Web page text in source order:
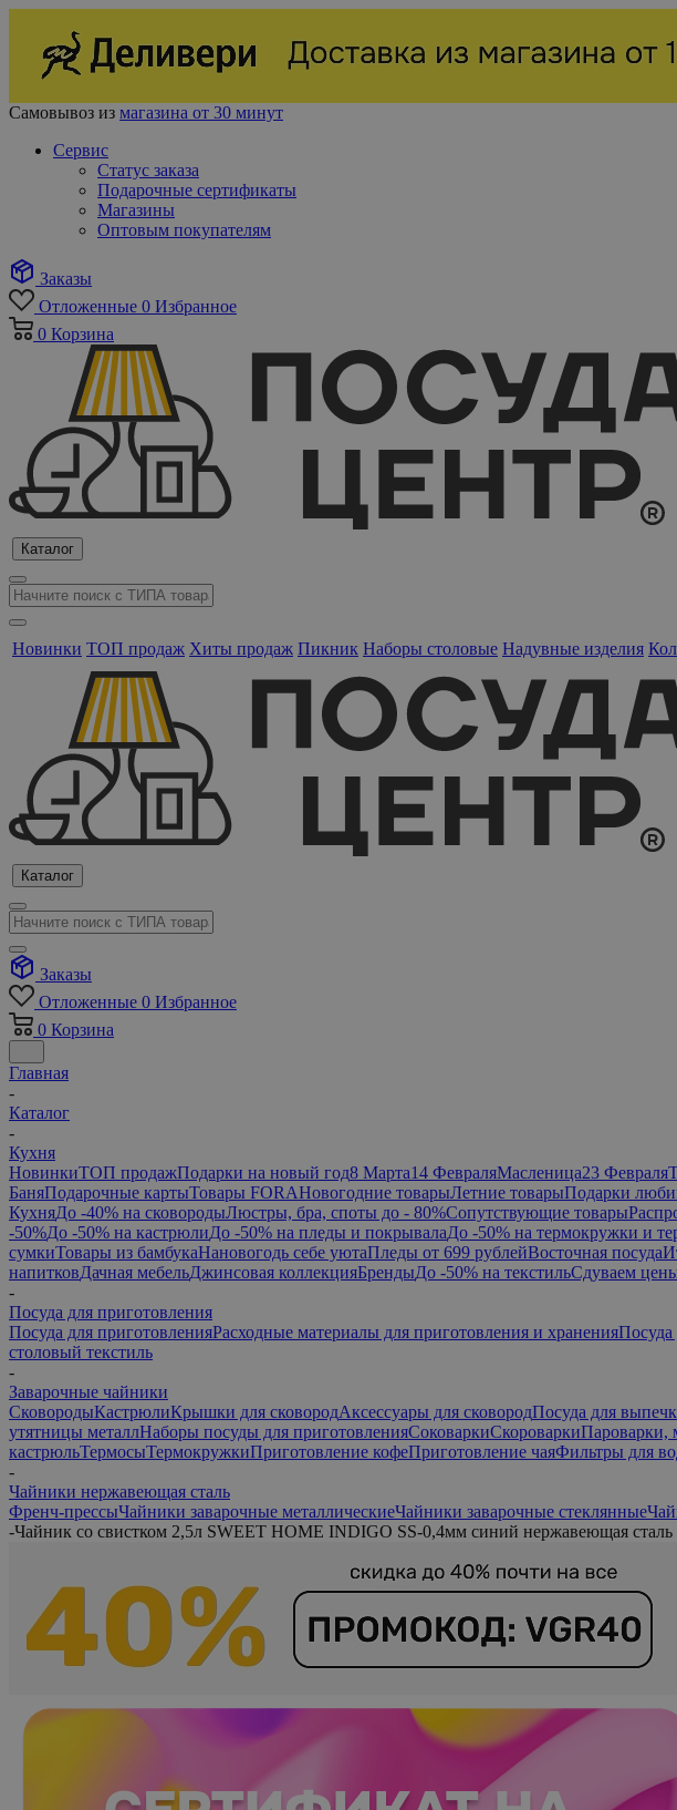
Самовывоз из магазина от 30 минут
Сервис
Статус заказа
Подарочные сертификаты
Магазины
Оптовым покупателям
Заказы
Отложенные 0 Избранное
0 Корзина
Каталог
Новинки ТОП продаж Хиты продаж Пикник Наборы столовые Надувные изделия
Каталог
Заказы
Отложенные 0 Избранное
0 Корзина
Главная
-
Каталог
-
Кухня
НовинкиТОП продажПодарки на новый год8 Марта14 ФевраляМасленица23 Февраля
БаняПодарочные картыТовары FORAНовогодние товарыЛетние товарыПодарки
КухняДо -40% на сковородыЛюстры, бра, споты до - 80%Сопутствующие товары
-50%До -50% на кастрюлиДо -50% на пледы и покрывалаДо -50% на термокружки и
сумкиТовары из бамбукаНановогодь себе уютаПледы от 699 рублейВосточная посуда
напитковДачная мебельДжинсовая коллекцияБрендыДо -50% на текстильСдуваем
-
Посуда для приготовления
Посуда для приготовленияРасходные материалы для приготовления и храненияПосуда
столовый текстиль
-
Заварочные чайники
СковородыКастрюлиКрышки для сковородАксессуары для сковородПосуда для
утятницы металлНаборы посуды для приготовленияСоковаркиСкороваркиПароварки,
кастрюльТермосыТермокружкиПриготовление кофеПриготовление чаяФильтры для
-
Чайники нержавеющая сталь
Френч-прессыЧайники заварочные металлическиеЧайники заварочные стеклянные
-Чайник со свистком 2,5л SWEET HOME INDIGO SS-0,4мм синий нержавеющая сталь